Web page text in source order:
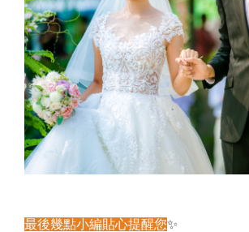
最後幾點小編貼心提醒您✨